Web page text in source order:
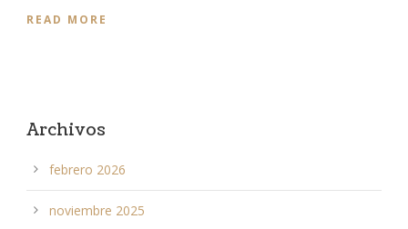
READ MORE
Archivos
febrero 2026
noviembre 2025